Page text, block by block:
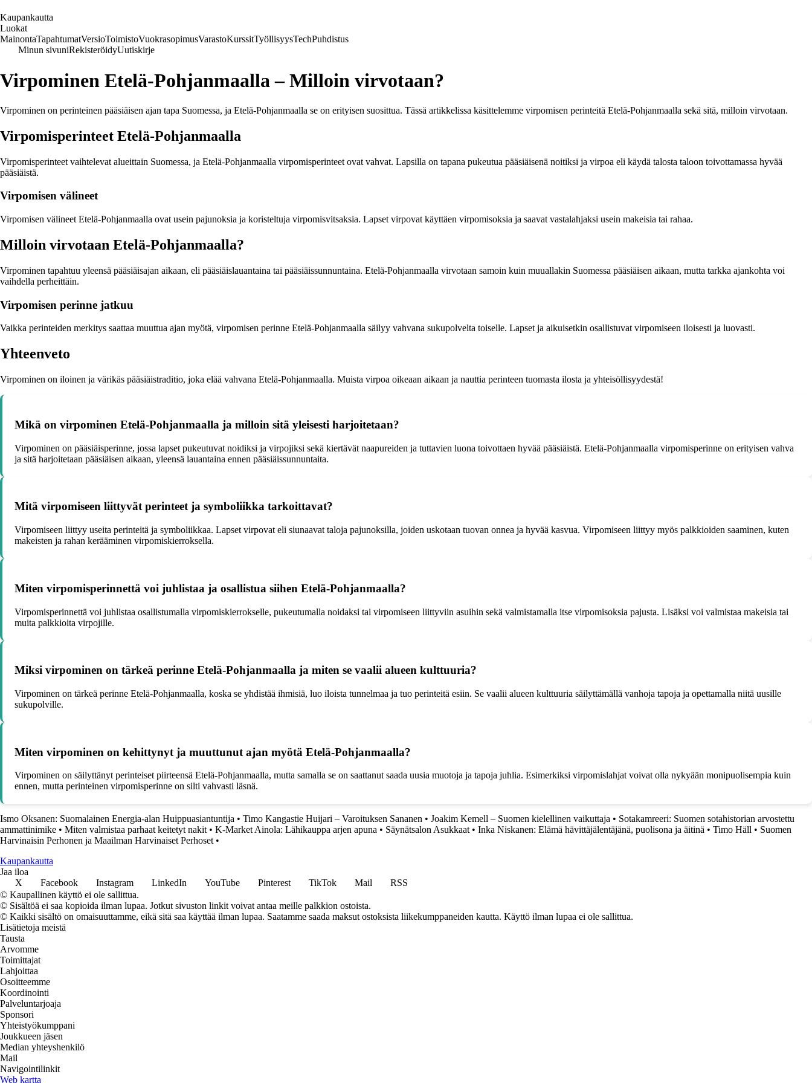
Kaupankautta
Luokat
MainontaTapahtumatVersioToimistoVuokrasopimusVarastoKurssitTyöllisyysTechPuhdistus
Minun sivuniRekisteröidyUutiskirje
Virpominen Etelä-Pohjanmaalla – Milloin virvotaan?
Virpominen on perinteinen pääsiäisen ajan tapa Suomessa, ja Etelä-Pohjanmaalla se on erityisen suosittua. Tässä artikkelissa käsittelemme virpomisen perinteitä Etelä-Pohjanmaalla sekä sitä, milloin virvotaan.
Virpomisperinteet Etelä-Pohjanmaalla
Virpomisperinteet vaihtelevat alueittain Suomessa, ja Etelä-Pohjanmaalla virpomisperinteet ovat vahvat. Lapsilla on tapana pukeutua pääsiäisenä noitiksi ja virpoa eli käydä talosta taloon toivottamassa hyvää
pääsiäistä.
Virpomisen välineet
Virpomisen välineet Etelä-Pohjanmaalla ovat usein pajunoksia ja koristeltuja virpomisvitsaksia. Lapset virpovat käyttäen virpomisoksia ja saavat vastalahjaksi usein makeisia tai rahaa.
Milloin virvotaan Etelä-Pohjanmaalla?
Virpominen tapahtuu yleensä pääsiäisajan aikaan, eli pääsiäislauantaina tai pääsiäissunnuntaina. Etelä-Pohjanmaalla virvotaan samoin kuin muuallakin Suomessa pääsiäisen aikaan, mutta tarkka ajankohta voi
vaihdella perheittäin.
Virpomisen perinne jatkuu
Vaikka perinteiden merkitys saattaa muuttua ajan myötä, virpomisen perinne Etelä-Pohjanmaalla säilyy vahvana sukupolvelta toiselle. Lapset ja aikuisetkin osallistuvat virpomiseen iloisesti ja luovasti.
Yhteenveto
Virpominen on iloinen ja värikäs pääsiäistraditio, joka elää vahvana Etelä-Pohjanmaalla. Muista virpoa oikeaan aikaan ja nauttia perinteen tuomasta ilosta ja yhteisöllisyydestä!
Mikä on virpominen Etelä-Pohjanmaalla ja milloin sitä yleisesti harjoitetaan?
Virpominen on pääsiäisperinne, jossa lapset pukeutuvat noidiksi ja virpojiksi sekä kiertävät naapureiden ja tuttavien luona toivottaen hyvää pääsiäistä. Etelä-Pohjanmaalla virpomisperinne on erityisen vahva
ja sitä harjoitetaan pääsiäisen aikaan, yleensä lauantaina ennen pääsiäissunnuntaita.
Mitä virpomiseen liittyvät perinteet ja symboliikka tarkoittavat?
Virpomiseen liittyy useita perinteitä ja symboliikkaa. Lapset virpovat eli siunaavat taloja pajunoksilla, joiden uskotaan tuovan onnea ja hyvää kasvua. Virpomiseen liittyy myös palkkioiden saaminen, kuten
makeisten ja rahan kerääminen virpomiskierroksella.
Miten virpomisperinnettä voi juhlistaa ja osallistua siihen Etelä-Pohjanmaalla?
Virpomisperinnettä voi juhlistaa osallistumalla virpomiskierrokselle, pukeutumalla noidaksi tai virpomiseen liittyviin asuihin sekä valmistamalla itse virpomisoksia pajusta. Lisäksi voi valmistaa makeisia tai
muita palkkioita virpojille.
Miksi virpominen on tärkeä perinne Etelä-Pohjanmaalla ja miten se vaalii alueen kulttuuria?
Virpominen on tärkeä perinne Etelä-Pohjanmaalla, koska se yhdistää ihmisiä, luo iloista tunnelmaa ja tuo perinteitä esiin. Se vaalii alueen kulttuuria säilyttämällä vanhoja tapoja ja opettamalla niitä uusille
sukupolville.
Miten virpominen on kehittynyt ja muuttunut ajan myötä Etelä-Pohjanmaalla?
Virpominen on säilyttänyt perinteiset piirteensä Etelä-Pohjanmaalla, mutta samalla se on saattanut saada uusia muotoja ja tapoja juhlia. Esimerkiksi virpomislahjat voivat olla nykyään monipuolisempia kuin
ennen, mutta perinteinen virpomisperinne on silti vahvasti läsnä.
Ismo Oksanen: Suomalainen Energia-alan Huippuasiantuntija • Timo Kangastie Huijari – Varoituksen Sananen • Joakim Kemell – Suomen kielellinen vaikuttaja • Sotakamreeri: Suomen sotahistorian arvostettu
ammattinimike • Miten valmistaa parhaat keitetyt nakit • K-Market Ainola: Lähikauppa arjen apuna • Säynätsalon Asukkaat • Inka Niskanen: Elämä hävittäjälentäjänä, puolisona ja äitinä • Timo Häll • Suomen
Harvinaisin Perhonen ja Maailman Harvinaiset Perhoset •
Kaupankautta
Jaa iloa
X
Facebook Instagram LinkedIn YouTube Pinterest TikTok Mail
RSS
© Kaupallinen käyttö ei ole sallittua.
© Sisältöä ei saa kopioida ilman lupaa. Jotkut sivuston linkit voivat antaa meille palkkion ostoista.
© Kaikki sisältö on omaisuuttamme, eikä sitä saa käyttää ilman lupaa. Saatamme saada maksut ostoksista liikekumppaneiden kautta. Käyttö ilman lupaa ei ole sallittua.
Lisätietoja meistä
Tausta
Arvomme
Toimittajat
Lahjoittaa
Osoitteemme
Koordinointi
Palveluntarjoaja
Sponsori
Yhteistyökumppani
Joukkueen jäsen
Median yhteyshenkilö
Mail
Navigointilinkit
Web kartta